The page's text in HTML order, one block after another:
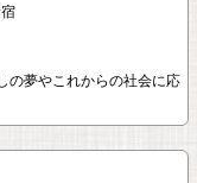
の夢やこれからの社会に応